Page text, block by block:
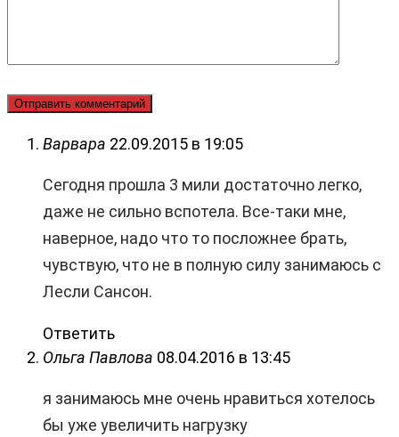
Варвара 22.09.2015 в 19:05
Сегодня прошла 3 мили достаточно легко,
даже не сильно вспотела. Все-таки мне,
наверное, надо что то посложнее брать,
чувствую, что не в полную силу занимаюсь с
Лесли Сансон.
Ответить
Ольга Павлова 08.04.2016 в 13:45
я занимаюсь мне очень нравиться хотелось
бы уже увеличить нагрузку